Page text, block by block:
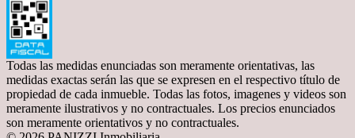
Todas las medidas enunciadas son meramente orientativas, las
medidas exactas serán las que se expresen en el respectivo título de
propiedad de cada inmueble. Todas las fotos, imagenes y videos son
meramente ilustrativos y no contractuales. Los precios enunciados
son meramente orientativos y no contractuales.